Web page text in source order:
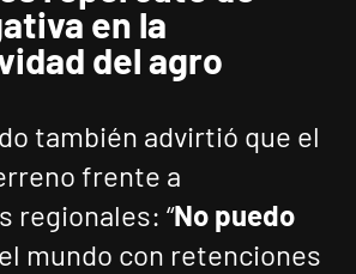
en la
del agro
también advirtió que el
frente a
regionales: “No puedo
mundo con retenciones